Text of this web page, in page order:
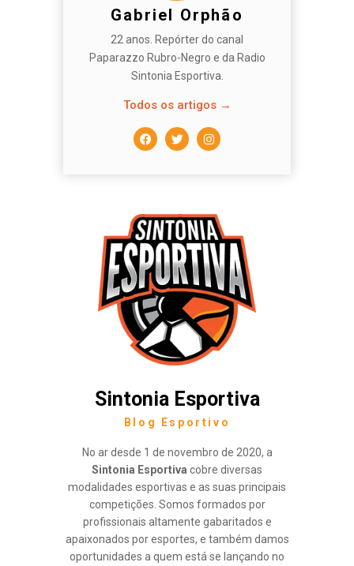
Gabriel Orphão
22 anos. Repórter do canal
Paparazzo Rubro-Negro e da Radio
Sintonia Esportiva.
Todos os artigos →
Sintonia Esportiva
Blog Esportivo
No ar desde 1 de novembro de 2020, a
Sintonia Esportiva cobre diversas
modalidades esportivas e as suas principais
competições. Somos formados por
profissionais altamente gabaritados e
apaixonados por esportes, e também damos
oportunidades a quem está se lançando no